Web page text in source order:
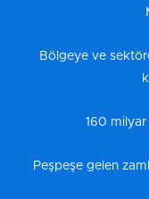
Bölgeye ve
160
Peşpeşe gelen